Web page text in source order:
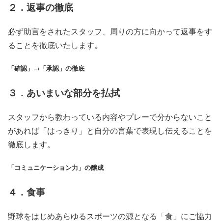
２．返事の徹底
必ず助言をされたスタッフ、周りの方に向かって返事をす
ることを徹底いたします。
「確認」→「承認」の徹底
３．あいまいな部分を払拭
スタッフから教わっている内容やプレーで分からないこと
があれば「はっきり」と自分の言葉で表現し伝えることを
徹底します。
「コミュニケーション力」の醸成
４．食事
野球をはじめあらゆるスポーツの源となる「食」にご協力